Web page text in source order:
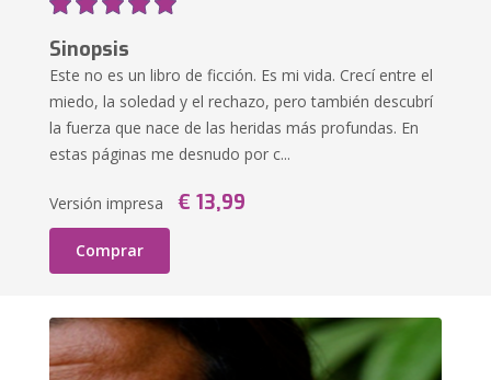
Sinopsis
Este no es un libro de ficción. Es mi vida. Crecí entre el
miedo, la soledad y el rechazo, pero también descubrí
la fuerza que nace de las heridas más profundas. En
estas páginas me desnudo por c...
Versión impresa € 13,99
Comprar